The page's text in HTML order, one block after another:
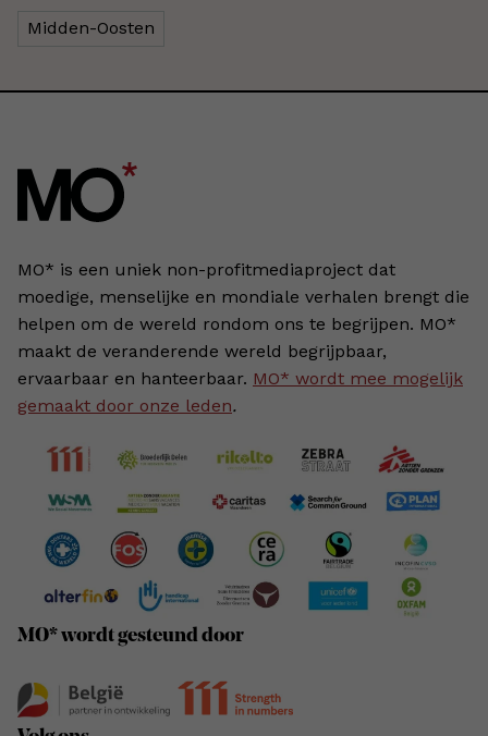
Midden-Oosten
MO* is een uniek non-profitmediaproject dat
moedige, menselijke en mondiale verhalen brengt die
helpen om de wereld rondom ons te begrijpen. MO*
maakt de veranderende wereld begrijpbaar,
ervaarbaar en hanteerbaar. MO* wordt mee mogelijk
gemaakt door onze leden.
MO* wordt gesteund door